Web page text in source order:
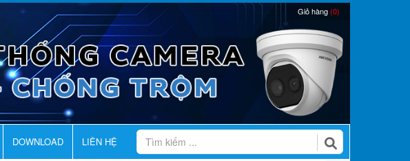
Giỏ hàng(0)
DOWNLOAD LIÊN HỆ